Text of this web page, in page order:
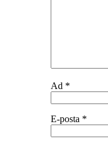
Ad *
E-posta *